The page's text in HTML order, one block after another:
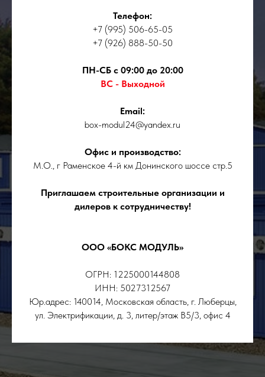
Телефон:
+7 (995) 506-65-05
+7 (926) 888-50-50
ПН-СБ с 09:00 до 20:00
ВС - Выходной
Email:
box-modul24@yandex.ru
Офис и производство:
М.О., г Раменское 4-й км Донинского шоссе стр.5
Приглашаем строительные организации и
дилеров к сотрудничеству!
ООО «БОКС МОДУЛЬ»
ОГРН: 1225000144808
ИНН: 5027312567
Юр.адрес: 140014, Московская область, г. Люберцы,
ул. Электрификации, д. 3, литер/этаж В5/3, офис 4